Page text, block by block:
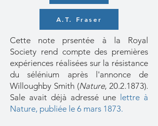
A.T. Fraser
Cette note prsentée à la Royal
Society rend compte des premières
expériences réalisées sur la résistance
du sélénium après l'annonce de
Willoughby Smith (Nature, 20.2.1873).
Sale avait déjà adressé une
lettre à
Nature, publiée le 6 mars 1873.